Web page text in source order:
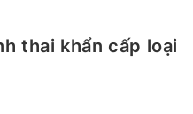
thai khẩn cấp loại